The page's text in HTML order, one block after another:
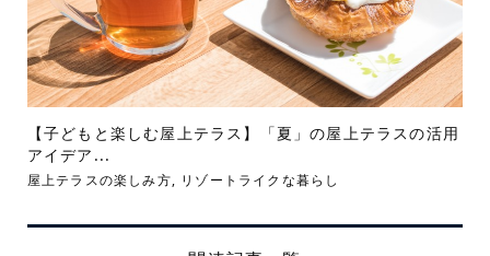
【子どもと楽しむ屋上テラス】「夏」の屋上テラスの活用
アイデア...
屋上テラスの楽しみ方, リゾートライクな暮らし